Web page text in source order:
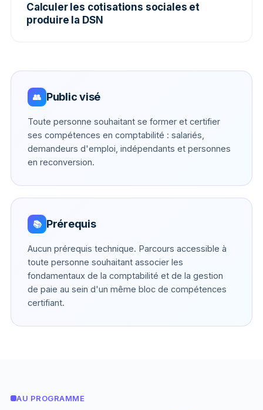
Calculer les cotisations sociales et
produire la DSN
👥 Public visé
Toute personne souhaitant se former et certifier
ses compétences en comptabilité : salariés,
demandeurs d'emploi, indépendants et personnes
en reconversion.
📚 Prérequis
Aucun prérequis technique. Parcours accessible à
toute personne souhaitant associer les
fondamentaux de la comptabilité et de la gestion
de paie au sein d'un même bloc de compétences
certifiant.
AU PROGRAMME